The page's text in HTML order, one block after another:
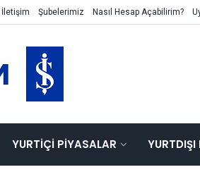
İletişim Şubelerimiz Nasıl Hesap Açabilirim?
YURTIÇI PIYASALAR YURTDIŞI